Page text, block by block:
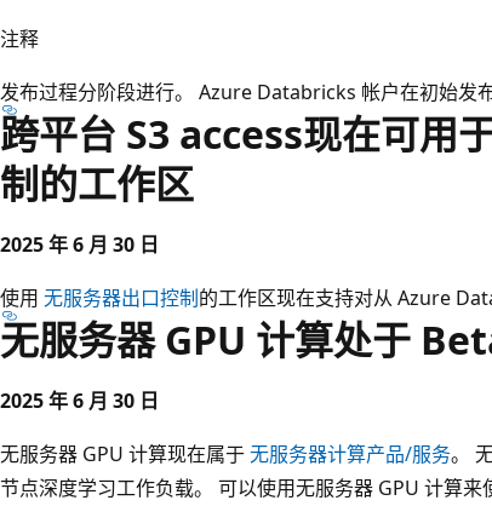
注释
发布过程分阶段进行。 Azure Databricks 帐户在初始发
跨平台 S3 access现在可用
制的工作区
2025 年 6 月 30 日
使用 无服务器出口控制的工作区现在支持对从 Azure
无服务器 GPU 计算处于
2025 年 6 月 30 日
无服务器 GPU 计算现在属于无服务器计算产品/服务。
节点深度学习工作负载。 可以使用无服务器 GPU 计算